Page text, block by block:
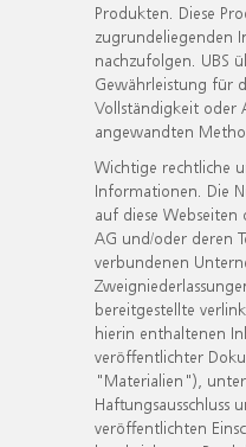
Produkten. Diese
zugrundeliegenden
nachzufolgen. UBS
Gewährleistung für
Vollständigkeit oder
angewandten
Wichtige rechtliche
Informationen. Die
auf diese Webseiten
AG und/oder deren
verbundenen
bereitgestellte
hierin enthaltenen
veröffentlichter
"Materialien"),
Haftungsausschluss
veröffentlichten